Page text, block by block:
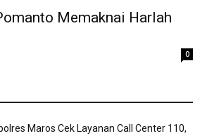
Memaknai Harlah
0
Maros Cek Layanan Call Center 110,